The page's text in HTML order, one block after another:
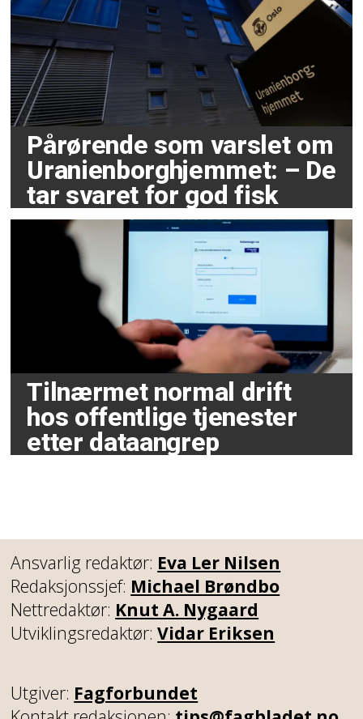
Pårørende som varslet om
Uranienborghjemmet: – De
tar svaret for god fisk
Tilnærmet normal drift
hos offentlige tjenester
etter dataangrep
Ansvarlig redaktør: Eva Ler Nilsen
Redaksjonssjef: Michael Brøndbo
Nettredaktør: Knut A. Nygaard
Utviklingsredaktør:Vidar Eriksen
Utgiver: Fagforbundet